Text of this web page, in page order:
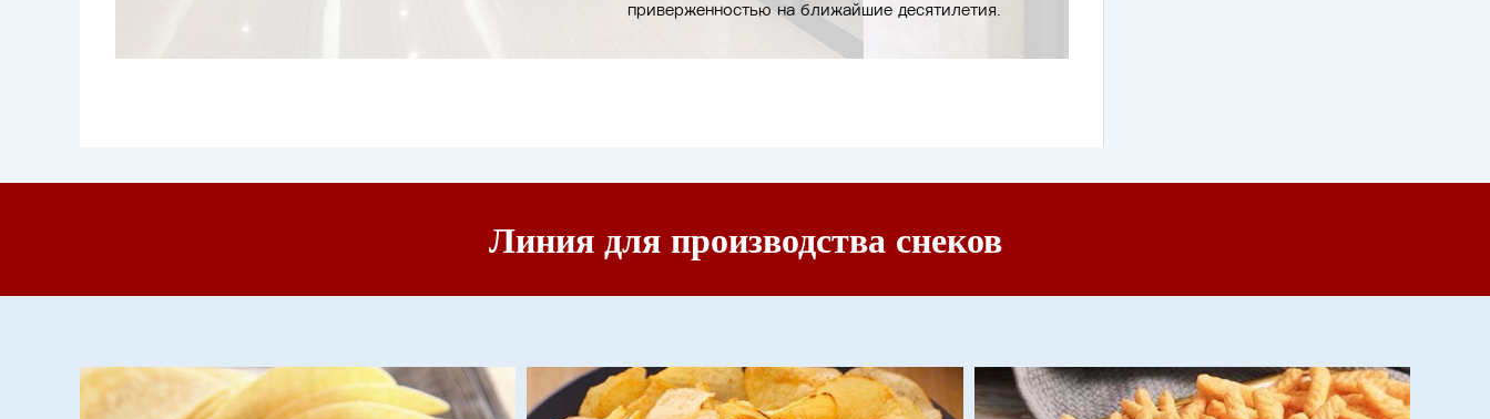
приверженностью на ближайшие десятилетия.
Линия для производства снеков